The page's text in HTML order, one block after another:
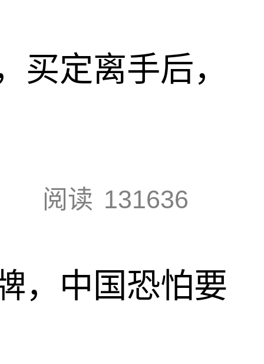
买定离手后，
阅读 131636
，中国恐怕要